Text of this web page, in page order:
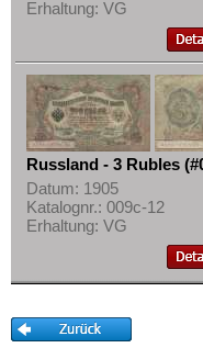
Erhaltung: VG
Russland - 3 Rubles
Datum: 1905
Katalognr.: 009c-12
Erhaltung: VG